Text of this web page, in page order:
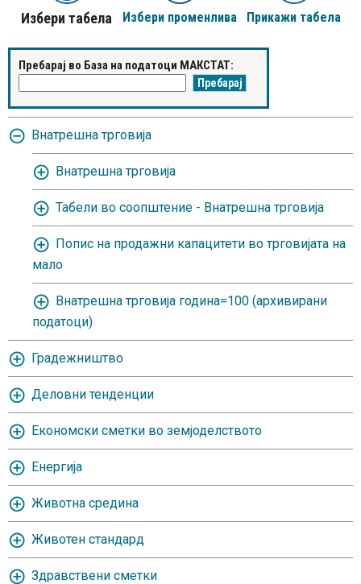
Избери табела Избери променлива Прикажи табела
Пребарај во База на податоци МАКСТАТ:
Внатрешна трговија
Внатрешна трговија
Табели во соопштение - Внатрешна трговија
Попис на продажни капацитети во трговијата на
мало
Внатрешна трговија година=100 (архивирани
податоци)
Градежништво
Деловни тенденции
Економски сметки во земјоделството
Енергија
Животна средина
Животен стандард
Здравствени сметки